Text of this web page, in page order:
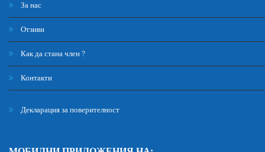
За нас
Отзиви
Как да стана член ?
Контакти
Декларация за поверителност